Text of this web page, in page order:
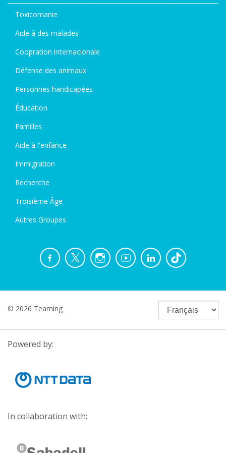
Toxicomanie
Aide à des malades
Coopration internacionale
Défense des animaux
Personnes handicapées
Éducation
Familles
Aide à l'enfance
Immigration
Recherche
Troisième Âge
Autres Groupes
© 2026 Teaming
Powered by:
In collaboration with: